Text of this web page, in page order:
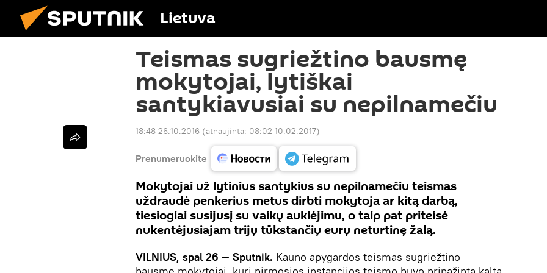
Lietuva
Teismas sugriežtino bausmę
mokytojai, lytiškai
santykiavusiai su nepilnamečiu
18:48 26.10.2016 (atnaujinta: 08:02 10.02.2017)
Prenumeruokite
Mokytojai už lytinius santykius su nepilnamečiu teismas
uždraudė penkerius metus dirbti mokytoja ar kitą darbą,
tiesiogiai susijusį su vaikų auklėjimu, o taip pat priteisė
nukentėjusiajam trijų tūkstančių eurų neturtinę žalą.
VILNIUS, spal 26 — Sputnik. Kauno apygardos teismas sugriežtino